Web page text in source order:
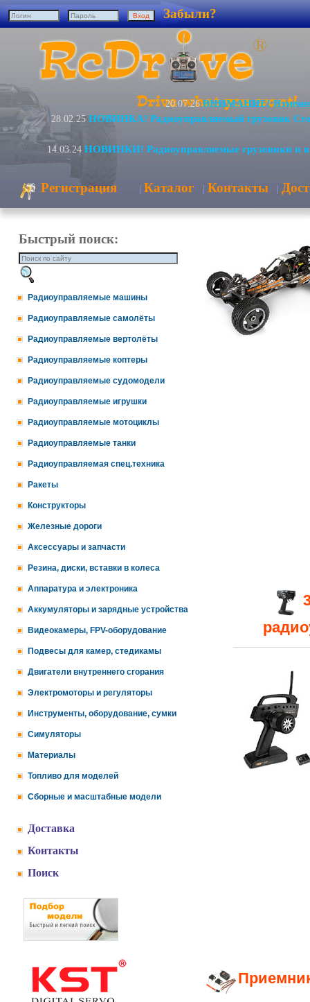
Забыли?
20.07.26 ВНИМАНИЕ!
28.02.25 НОВИНКА! Радиоуправляемый грузовик
14.03.24 НОВИНКИ! Радиоуправляемые грузовики и
Регистрация | Каталог | Контакты |
Быстрый поиск:
Радиоуправляемые машины
Радиоуправляемые самолёты
Радиоуправляемые вертолёты
Радиоуправляемые коптеры
Радиоуправляемые судомодели
Радиоуправляемые игрушки
Радиоуправляемые мотоциклы
Радиоуправляемые танки
Радиоуправляемая спец.техника
Ракеты
Конструкторы
Железные дороги
Аксессуары и запчасти
Резина, диски, вставки в колеса
Аппаратура и электроника
Аккумуляторы и зарядные устройства
Видеокамеры, FPV-оборудование
Подвесы для камер, стедикамы
Двигатели внутреннего сгорания
Электромоторы и регуляторы
Инструменты, оборудование, сумки
Симуляторы
Материалы
Топливо для моделей
Сборные и масштабные модели
Доставка
Контакты
Поиск